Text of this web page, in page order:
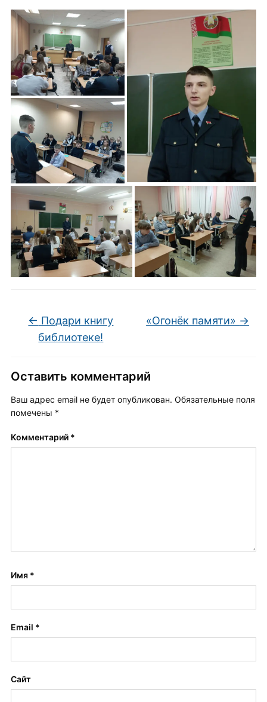
← Подари книгу
библиотеке!
«Огонёк памяти» →
Оставить комментарий
Ваш адрес email не будет опубликован. Обязательные поля
помечены *
Комментарий *
Имя *
Email *
Сайт